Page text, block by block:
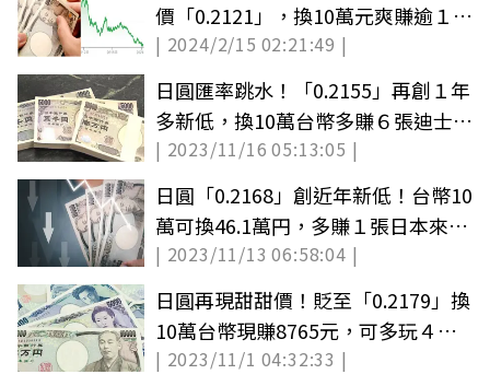
價「0.2121」，換10萬元爽賺逾１萬
台幣
| 2024/2/15 02:21:49 |
日圓匯率跳水！「0.2155」再創１年
多新低，換10萬台幣多賺６張迪士尼
門票
| 2023/11/16 05:13:05 |
日圓「0.2168」創近年新低！台幣10
萬可換46.1萬円，多賺１張日本來回
機票
| 2023/11/13 06:58:04 |
日圓再現甜甜價！貶至「0.2179」換
10萬台幣現賺8765元，可多玩４趟
迪士尼
| 2023/11/1 04:32:33 |